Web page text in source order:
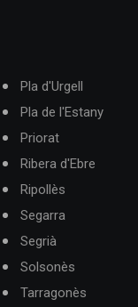
Pla d'Urgell
Pla de l'Estany
Priorat
Ribera d'Ebre
Ripollès
Segarra
Segrià
Solsonès
Tarragonès